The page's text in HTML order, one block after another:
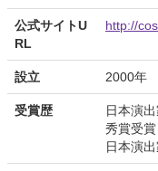
公式サイトU
RL
http://
設立 2000年
受賞歴
日本演
秀賞受賞
日本演